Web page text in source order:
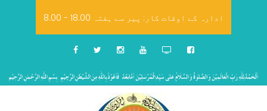
8.00 - 18.00 ادارہ کے اوقات کار: پیر سے ہفتہ